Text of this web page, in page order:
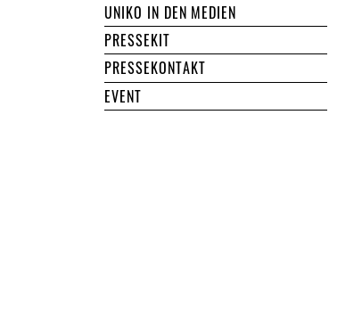
UNIKO IN DEN MEDIEN
PRESSEKIT
PRESSEKONTAKT
EVENT